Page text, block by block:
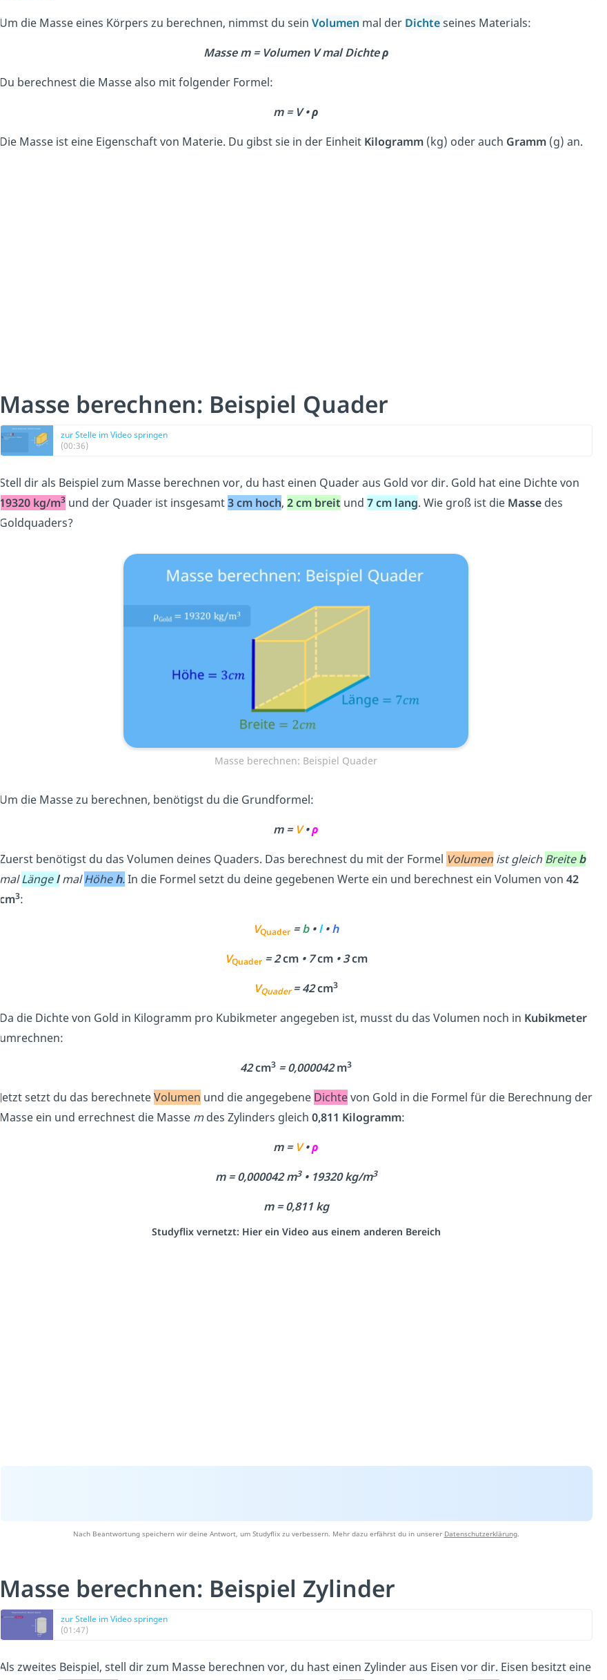
Um die Masse eines Körpers zu berechnen, nimmst du sein Volumen mal der Dichteseines Materials:
Masse m = Volumen V mal Dichte ρ
Du berechnest die Masse also mit folgender Formel:
m = V • ρ
Die Masse ist eine Eigenschaft von Materie. Du gibst sie in der Einheit Kilogramm (kg) oder auch Gramm (g) an.
Masse berechnen: Beispiel Quader
zur Stelle im Video springen
(00:36)
Stell dir als Beispiel zum Masse berechnen vor, du hast einen Quader aus Gold vor dir. Gold hat eine Dichte von
19320 kg/m3 und der Quader ist insgesamt3 cm hoch, 2 cm breit und 7 cm lang. Wie groß ist die Masse des
Goldquaders?
Masse berechnen: Beispiel Quader
Um die Masse zu berechnen, benötigst du die Grundformel:
m = V•ρ
Zuerst benötigst du das Volumen deines Quaders. Das berechnest du mit der Formel Volumen ist gleichBreiteb
malLängelmalHöheh.In die Formel setzt du deine gegebenen Werte ein und berechnest ein Volumen von 42
cm3:
VQuader =b•l•h
VQuader= 2cm • 7cm • 3cm
VQuader= 42cm3
Da die Dichte von Gold in Kilogramm pro Kubikmeter angegeben ist, musst du das Volumen noch in Kubikmeter
umrechnen:
42cm3 = 0,000042m3
Jetzt setzt du das berechneteVolumen und die angegebene Dichtevon Gold in die Formel für die Berechnung der
Masse ein und errechnest die Masse mdes Zylinders gleich 0,811 Kilogramm:
m = V•ρ
m = 0,000042 m3• 19320 kg/m3
m = 0,811 kg
Studyflix vernetzt: Hier ein Video aus einem anderen Bereich
Nach Beantwortung speichern wir deine Antwort, um Studyflix zu verbessern. Mehr dazu erfährst du in unserer Datenschutzerklärung.
Masse berechnen: Beispiel Zylinder
zur Stelle im Video springen
(01:47)
Als zweites Beispiel, stell dir zum Masse berechnen vor, du hast einen Zylinder aus Eisen vor dir. Eisen besitzt eine